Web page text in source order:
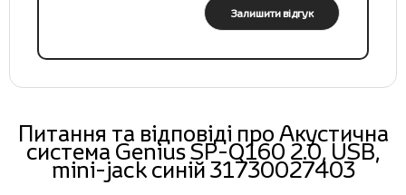
Залишити відгук
Питання та відповіді про Акустична
система Genius SP-Q160 2.0, USB,
mini-jack синій 31730027403